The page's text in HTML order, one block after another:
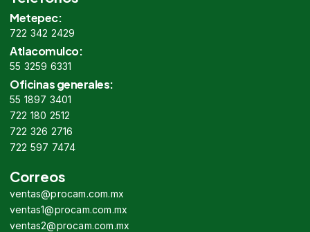
Metepec:
722 342 2429
Atlacomulco:
55 3259 6331
Oficinas generales:
55 1897 3401
722 180 2512
722 326 2716
722 597 7474
Correos
ventas@procam.com.mx
ventas1@procam.com.mx
ventas2@procam.com.mx